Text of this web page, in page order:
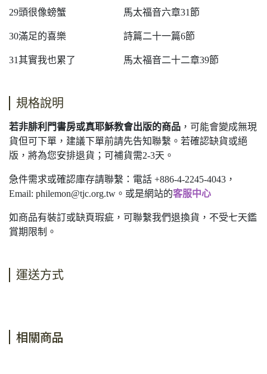
29頭很像螃蟹 馬太福音六章31節
30滿足的喜樂 詩篇二十一篇6節
31其實我也累了 馬太福音二十二章39節
規格說明
若非腓利門書房或真耶穌教會出版的商品 ，可能會變成無現
貨但可下單，建議下單前請先告知聯繫。若確認缺貨或絕
版，將為您安排退貨；可補貨需2-3天。
急件需求或確認庫存請聯繫：電話 +886-4-2245-4043，
Email: philemon@tjc.org.tw 。或是網站的客服中心
如商品有裝訂或缺頁瑕疵，可聯繫我們退換貨，不受七天鑑
賞期限制。
運送方式
相關商品